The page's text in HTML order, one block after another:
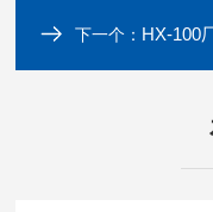
下一个： HX-100